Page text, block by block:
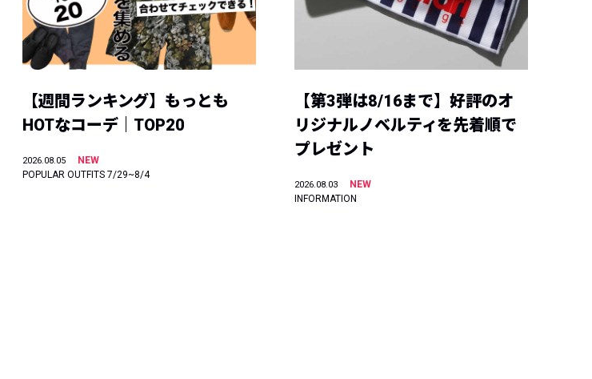
【週間ランキング】もっとも
HOTなコーデ｜TOP20
2026.08.05
NEW
POPULAR OUTFITS 7/29~8/4
【第3弾は8/16まで】好評のオ
リジナルノベルティを先着順で
プレゼント
2026.08.03
NEW
INFORMATION